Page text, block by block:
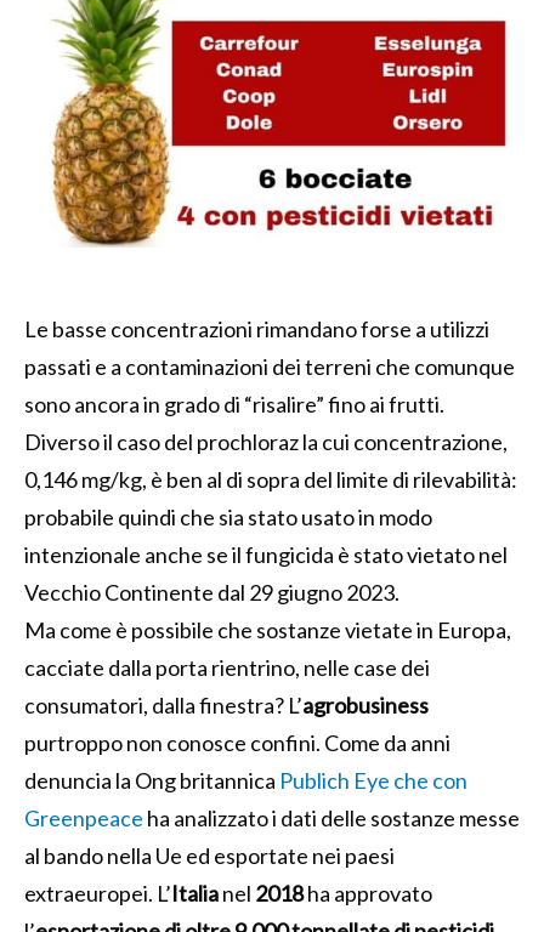
Le basse concentrazioni rimandano forse a utilizzi
passati e a contaminazioni dei terreni che comunque
sono ancora in grado di “risalire” fino ai frutti.
Diverso il caso del prochloraz la cui concentrazione,
0,146 mg/kg, è ben al di sopra del limite di rilevabilità:
probabile quindi che sia stato usato in modo
intenzionale anche se il fungicida è stato vietato nel
Vecchio Continente dal 29 giugno 2023.
Ma come è possibile che sostanze vietate in Europa,
cacciate dalla porta rientrino, nelle case dei
consumatori, dalla finestra? L’agrobusiness
purtroppo non conosce confini. Come da anni
denuncia la Ong britannica Publich Eye che con
Greenpeace ha analizzato i dati delle sostanze messe
al bando nella Ue ed esportate nei paesi
extraeuropei. L’Italianel 2018ha approvato